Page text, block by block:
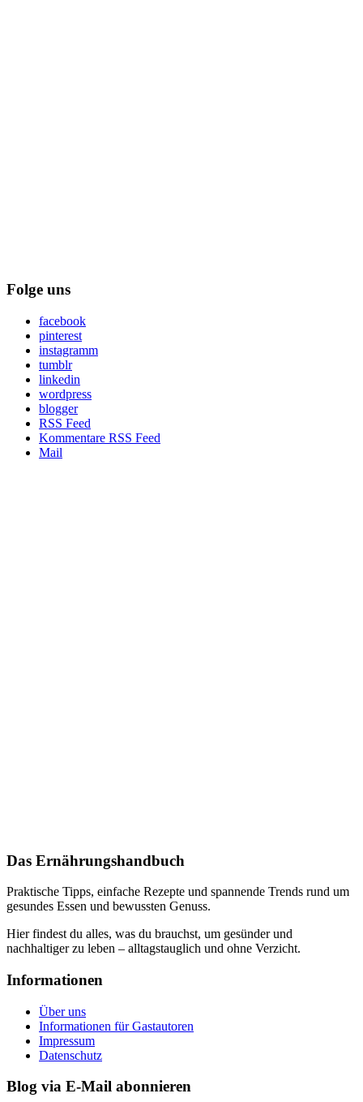
Folge uns
facebook
pinterest
instagramm
tumblr
linkedin
wordpress
blogger
RSS Feed
Kommentare RSS Feed
Mail
Das Ernährungshandbuch
Praktische Tipps, einfache Rezepte und spannende Trends rund um
gesundes Essen und bewussten Genuss.
Hier findest du alles, was du brauchst, um gesünder und
nachhaltiger zu leben – alltagstauglich und ohne Verzicht.
Informationen
Über uns
Informationen für Gastautoren
Impressum
Datenschutz
Blog via E-Mail abonnieren